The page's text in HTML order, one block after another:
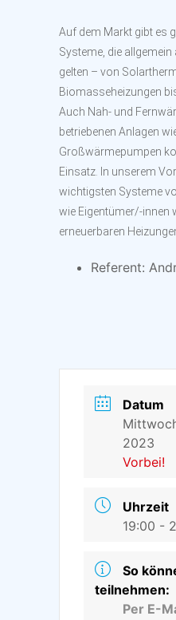
Auf dem Markt gibt es
Systeme, die
gelten – von
Biomasseheizungen
Auch Nah- und
betriebenen Anlagen
Großwärmepumpen
Einsatz. In unserem
wichtigsten Systeme
wie Eigentümer/-innen
erneuerbaren
Referent:
Datum
2023
Vorbei!
Uhrzeit
19:00 -
So
teilnehmen:
Per E-